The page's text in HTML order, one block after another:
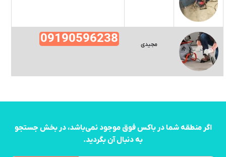
مجیدی 09190596238
اگر منطقه شما در باکس فوق موجود نمی‌باشد، در بخش جستجو
به دنبال آن بگردید.